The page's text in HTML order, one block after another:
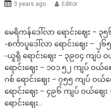
3 years ago Editor
မေရိကန်ဒေါ်လာ ရောင်းဈေး – ၃
-စင်္ကာပူဒေါ်လာ ရောင်းဈေး –
-ယူရို ရောင်းဈေး – ၃၉၀၄ ကျ
ရောင်းဈေး – ၁၀၁.၅၂ ကျပ် ဝယ်
ဂစ် ရောင်းဈေး – ၇၅၅ ကျပ် ဝ
ရောင်းဈေး – ၄၉၆ ကျပ် ဝယ်ဈေး
ရောင်းဈေး…